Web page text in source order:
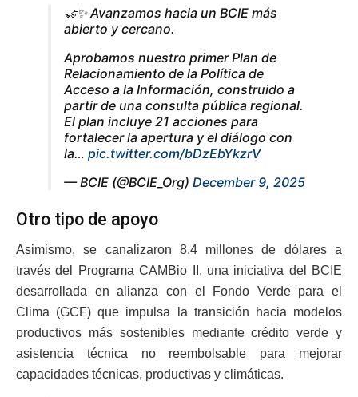
🤝✨ Avanzamos hacia un BCIE más
abierto y cercano.
Aprobamos nuestro primer Plan de
Relacionamiento de la Política de
Acceso a la Información, construido a
partir de una consulta pública regional.
El plan incluye 21 acciones para
fortalecer la apertura y el diálogo con
la… pic.twitter.com/bDzEbYkzrV
— BCIE (@BCIE_Org) December 9, 2025
Otro tipo de apoyo
Asimismo, se canalizaron 8.4 millones de dólares a
través del Programa CAMBio II, una iniciativa del BCIE
desarrollada en alianza con el Fondo Verde para el
Clima (GCF) que impulsa la transición hacia modelos
productivos más sostenibles mediante crédito verde y
asistencia técnica no reembolsable para mejorar
capacidades técnicas, productivas y climáticas.